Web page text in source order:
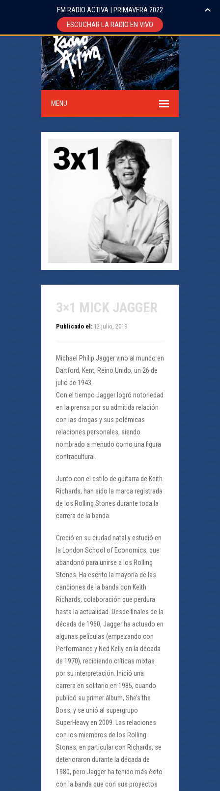
MENU
3×1 MICK JAGGER
Publicado el: 12 julio, 2019
Michael Philip Jagger vino al mundo en
Dartford, Kent, Reino Unido, un 26 de
julio de 1943.
Con el tiempo Jagger logró notoriedad
en la prensa por su admitida relación
con las drogas y sus polémicas
relaciones personales, siendo
nombrado a menudo como una figura
contracultural.
Junto con el estilo de guitarra de Keith
Richards, han sido la marca registrada
de los Rolling Stones durante toda la
carrera de la banda.
Creció en su ciudad natal y estudió en
la London School of Economics, que
abandonó para unirse a los Rolling
Stones. Ha escrito la mayoría de las
canciones de la banda con Keith
Richards, colaboración que perdura
hasta la actualidad. Desde finales de la
década de 1960, Jagger ha actuado en
algunas películas (empezando con
Performance y Ned Kelly en la década
de 1970), recibiendo críticas mixtas
por su interpretación. Inició una
carrera en solitario en 1985, cuando
publicó su primer álbum, She’s the
Boss, y se unió al supergrupo
SuperHeavy en 2009. Las relaciones
con los miembros de los Rolling
Stones, en particular con Richards, se
deterioraron durante la década de
1980, pero Jagger ha tenido más éxito
con la banda que con sus proyectos
FM RADIO ACTIVA | PRIMAVERA 2022
ESCUCHAR LA RADIO EN VIVO